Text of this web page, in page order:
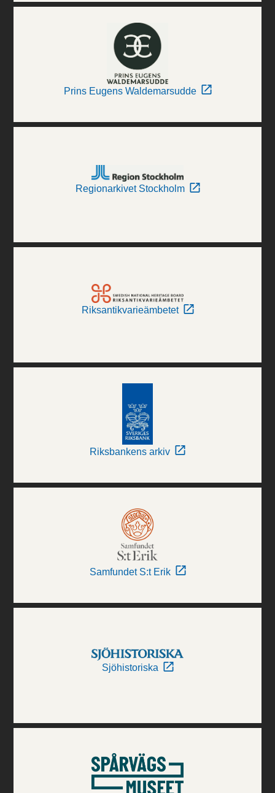
Prins Eugens Waldemarsudde
Regionarkivet Stockholm
Riksantikvarieämbetet
Riksbankens arkiv
Samfundet S:t Erik
Sjöhistoriska